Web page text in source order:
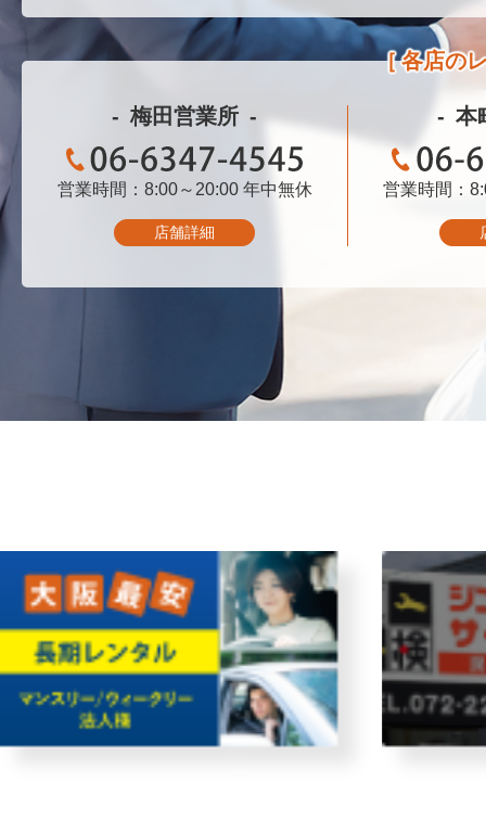
各店の
梅田営業所
06-6347-4545
営業時間：8:00～20:00 年中無休
店舗詳細
本
営業時間：